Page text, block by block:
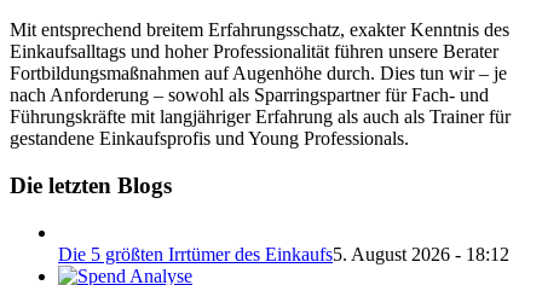
Mit entsprechend breitem Erfahrungsschatz, exakter Kenntnis des
Einkaufsalltags und hoher Professionalität führen unsere Berater
Fortbildungsmaßnahmen auf Augenhöhe durch. Dies tun wir – je
nach Anforderung – sowohl als Sparringspartner für Fach- und
Führungskräfte mit langjähriger Erfahrung als auch als Trainer für
gestandene Einkaufsprofis und Young Professionals.
Die letzten Blogs
Die 5 größten Irrtümer des Einkaufs5. August 2026 - 18:12